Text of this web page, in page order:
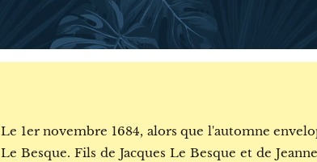
Le 1er novembre 1684, alors que l'automne
Le Besque. Fils de Jacques Le Besque et de